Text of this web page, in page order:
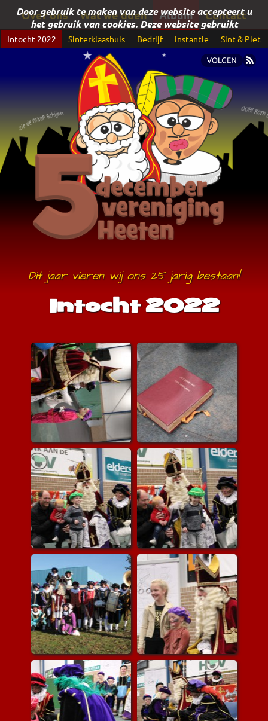
Over ons Wat we doen Album Contact
Intocht 2022 Sinterklaashuis Bedrijf Instantie Sint & Piet
Dit jaar vieren wij ons 25 jarig bestaan!
Intocht 2022